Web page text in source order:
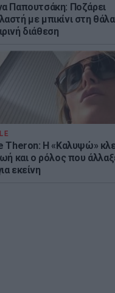
Παπουτσάκη: Ποζάρει
με μπικίνι στη
διάθεση
Theron: Η «Καλυψώ»
και ο ρόλος που
εκείνη